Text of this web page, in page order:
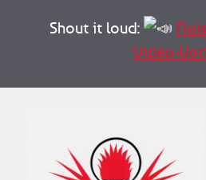
Shout it loud:
Video-